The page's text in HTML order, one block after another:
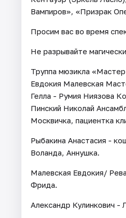
Вампиров», «Призрак
Просим вас во время
Не разрывайте
Труппа мюзикла
Евдокия Малевская
Гелла - Румия Ниязова
Пинский Николай
Москвичка, пациентка
Рыбакина Анастасия -
Воланда, Аннушка.
Малевская Евдокия/
Фрида.
Александр Кулинкович -